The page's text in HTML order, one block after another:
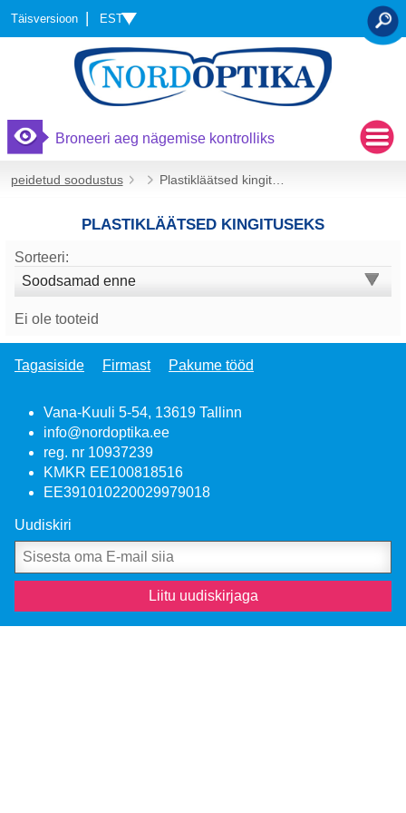
Täisversioon EST
Broneeri aeg nägemise kontrolliks
peidetud soodustus Plastikläätsed kingituseks
PLASTIKLÄÄTSED KINGITUSEKS
Sorteeri:
Soodsamad enne
Ei ole tooteid
Tagasiside Firmast Pakume tööd
Vana-Kuuli 5-54, 13619 Tallinn
info@nordoptika.ee
reg. nr 10937239
KMKR EE100818516
EE391010220029979018
Uudiskiri
Liitu uudiskirjaga